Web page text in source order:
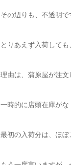
その辺りも、不透明で
とりあえず入荷して
理由は、蒲原屋が注文
一時的に店頭在庫がな
最初の入荷分は、ほぼ